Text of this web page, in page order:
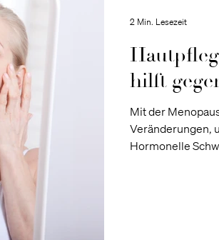
hilft
Mit der
Veränderungen,
Hormonelle Schwankungen und ein
2 Min. Lesezeit